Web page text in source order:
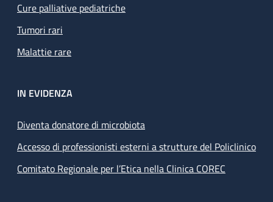
Cure palliative pediatriche
Tumori rari
Malattie rare
IN EVIDENZA
Diventa donatore di microbiota
Accesso di professionisti esterni a strutture del Policlinico
Comitato Regionale per l’Etica nella Clinica COREC